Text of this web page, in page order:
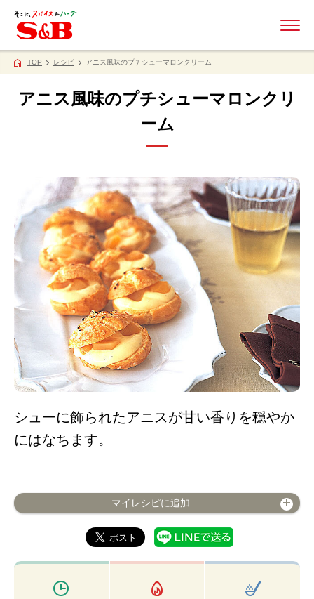
TOP レシピ アニス風味のプチシューマロンクリーム
アニス風味のプチシューマロンクリ
ーム
シューに飾られたアニスが甘い香りを穏やか
にはなちます。
マイレシピに追加